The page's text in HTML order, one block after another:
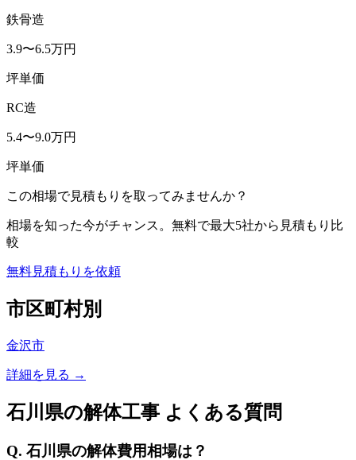
鉄骨造
3.9〜6.5万円
坪単価
RC造
5.4〜9.0万円
坪単価
この相場で見積もりを取ってみませんか？
相場を知った今がチャンス。無料で最大5社から見積もり比
較
無料見積もりを依頼
市区町村別
金沢市
詳細を見る →
石川県の解体工事 よくある質問
Q. 石川県の解体費用相場は？